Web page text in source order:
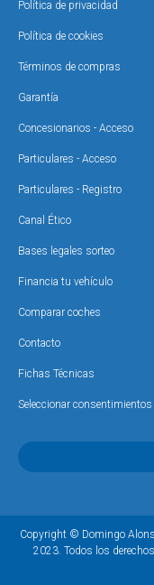
Política de privacidad
Política de cookies
Términos de compras
Garantía
Concesionarios - Acceso
Particulares - Acceso
Particulares - Registro
Canal Ético
Bases legales sorteo
Financia tu vehículo
Comparar coches
Contacto
Fichas Técnicas
Seleccionar consentimientos
Copyright © Domingo
2023. Todos los